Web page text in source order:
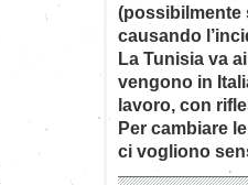
(possibilmente
causando
La Tunisia va
vengono in
lavoro, con
Per cambiare
ci vogliono